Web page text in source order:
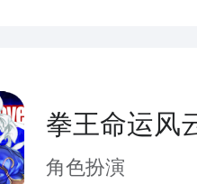
拳王命运风
角色扮演